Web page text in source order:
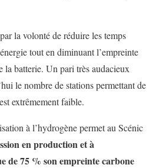
la volonté de réduire les temps
tout en diminuant l’empreinte
la batterie. Un pari très audacieux
le nombre de stations permettant de
extrêmement faible.
à l’hydrogène permet au Scénic
en production et à
de 75 % son empreinte carbone